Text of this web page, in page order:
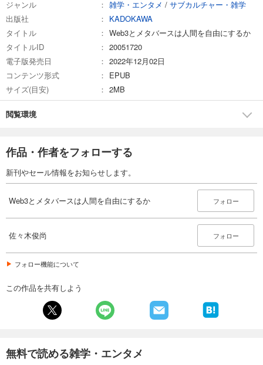
ジャンル 雑学・エンタメ / サブカルチャー・雑学
出版社
KADOKAWA
タイトル
Web3とメタバースは人間を自由にするか
タイトルID
20051720
電子版発売日
2022年12月02日
コンテンツ形式
EPUB
サイズ(目安)
2MB
閲覧環境
作品・作者をフォローする
新刊やセール情報をお知らせします。
Web3とメタバースは人間を自由にするか フォロー
佐々木俊尚 フォロー
フォロー機能について
この作品を共有しよう
無料で読める雑学・エンタメ